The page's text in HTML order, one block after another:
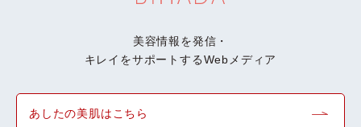
美容情報を発信・
キレイをサポートするWebメディア
あしたの美肌はこちら